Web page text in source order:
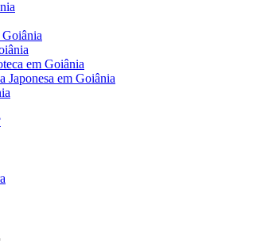
em Goiânia
Japonesa em Goiânia